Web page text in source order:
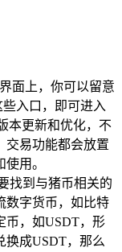
面上，你可以留意
入口，即可进入
本更新和优化，不
交易功能都会放置
用。
找到与猪币相关的
数字货币，如比特
币，如USDT，形
换成USDT，那么